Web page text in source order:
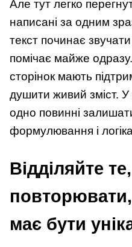
Але тут легко
написані за одним
текст починає
помічає майже
сторінок мають
душити живий зміст. У
одно повинні
формулювання і
Відділяйте
має бути